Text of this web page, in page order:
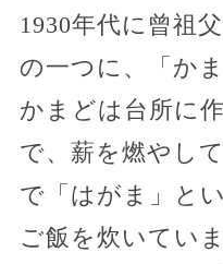
1930年代に曾祖
の一つに、「か
かまどは台所に
で、薪を燃やし
で「はがま」と
ご飯を炊いてい